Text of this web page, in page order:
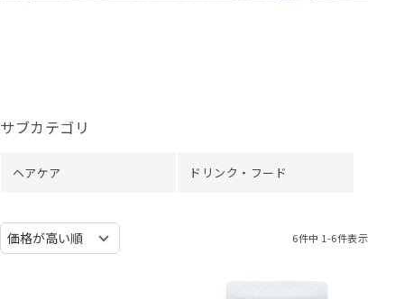
サブカテゴリ
ヘアケア ドリンク・フード
6件中 1-6件表示